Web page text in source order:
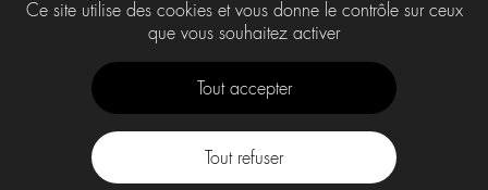
Ce site utilise des cookies et vous donne le contrôle sur ceux
que vous souhaitez activer
Tout accepter
Tout refuser